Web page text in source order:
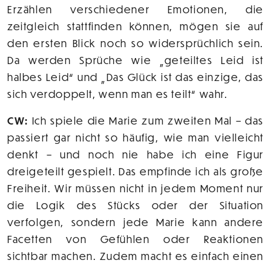
Erzählen verschiedener Emotionen, die
zeitgleich stattfinden können, mögen sie auf
den ersten Blick noch so widersprüchlich sein.
Da werden Sprüche wie „geteiltes Leid ist
halbes Leid“ und „Das Glück ist das einzige, das
sich verdoppelt, wenn man es teilt“ wahr.
CW: Ich spiele die Marie zum zweiten Mal – das
passiert gar nicht so häufig, wie man vielleicht
denkt – und noch nie habe ich eine Figur
dreigeteilt gespielt. Das empfinde ich als große
Freiheit. Wir müssen nicht in jedem Moment nur
die Logik des Stücks oder der Situation
verfolgen, sondern jede Marie kann andere
Facetten von Gefühlen oder Reaktionen
sichtbar machen. Zudem macht es einfach einen